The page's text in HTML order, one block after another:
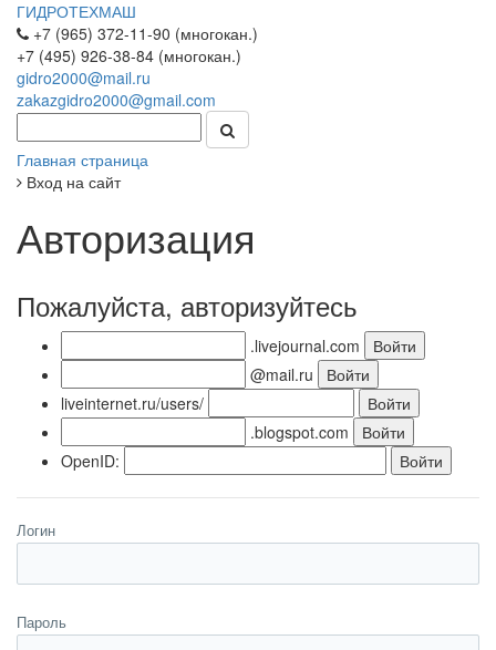
ГИДРОТЕХМАШ
+7 (965) 372-11-90 (многокан.)
+7 (495) 926-38-84 (многокан.)
gidro2000@mail.ru
zakazgidro2000@gmail.com
Главная страница
Вход на сайт
Авторизация
Пожалуйста, авторизуйтесь
.livejournal.com
@mail.ru
liveinternet.ru/users/
.blogspot.com
OpenID:
Логин
Пароль